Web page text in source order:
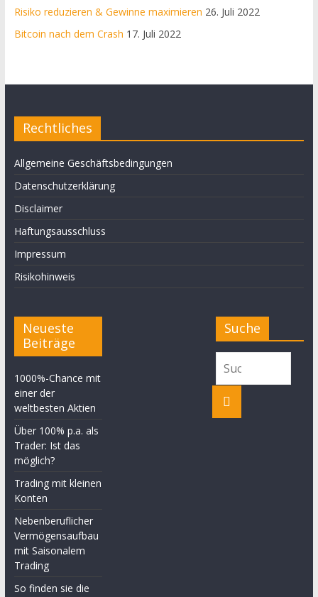
Risiko reduzieren & Gewinne maximieren 26. Juli 2022
Bitcoin nach dem Crash 17. Juli 2022
Rechtliches
Allgemeine Geschäftsbedingungen
Datenschutzerklärung
Disclaimer
Haftungsausschluss
Impressum
Risikohinweis
Neueste
Beiträge
1000%-Chance mit
einer der
weltbesten Aktien
Über 100% p.a. als
Trader: Ist das
möglich?
Trading mit kleinen
Konten
Nebenberuflicher
Vermögensaufbau
mit Saisonalem
Trading
So finden sie die
Suche